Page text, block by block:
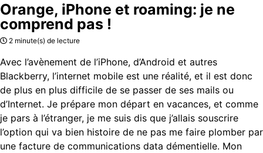
Catégories
A propos
Orange, iPhone et roaming: je ne
comprend pas !
2 minute(s) de lecture
Avec l’avènement de l’iPhone, d’Android et autres
Blackberry, l’internet mobile est une réalité, et il est donc
de plus en plus difficile de se passer de ses mails ou
d’Internet. Je prépare mon départ en vacances, et comme
je pars à l’étranger, je me suis dis que j’allais souscrire
l’option qui va bien histoire de ne pas me faire plomber par
une facture de communications data démentielle. Mon